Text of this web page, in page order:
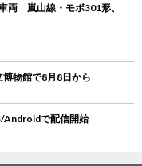
両 嵐山線・モボ301形、
物館で8月8日から
Androidで配信開始